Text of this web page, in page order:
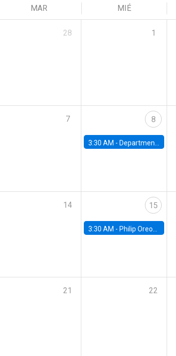
MAR MIÉ
28 1
7 8
3:30 AM - Department Seminar: James Robinson
14 15
3:30 AM - Philip Oreopolous, University of Toronto
21 22